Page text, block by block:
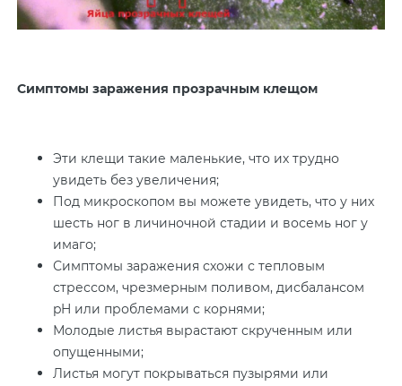
Симптомы заражения прозрачным клещом
Эти клещи такие маленькие, что их трудно
увидеть без увеличения;
Под микроскопом вы можете увидеть, что у них
шесть ног в личиночной стадии и восемь ног у
имаго;
Симптомы заражения схожи с тепловым
стрессом, чрезмерным поливом, дисбалансом
pH или проблемами с корнями;
Молодые листья вырастают скрученным или
опущенными;
Листья могут покрываться пузырями или